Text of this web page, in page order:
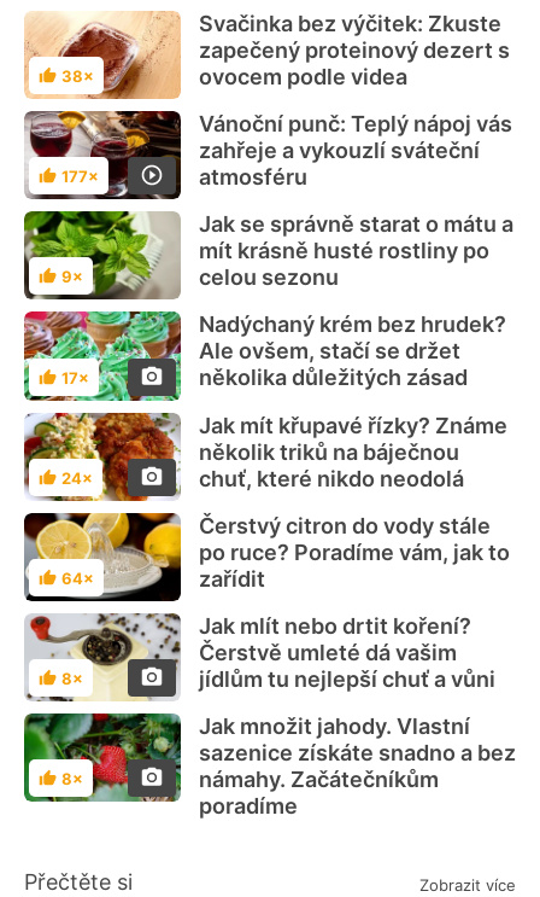
Hodnocení
38×
Svačinka bez výčitek: Zkuste
zapečený proteinový dezert s
ovocem podle videa
Hodnocení
177×
Vánoční punč: Teplý nápoj vás
zahřeje a vykouzlí sváteční
atmosféru
Hodnocení
9×
Jak se správně starat o mátu a
mít krásně husté rostliny po
celou sezonu
Hodnocení
17×
Nadýchaný krém bez hrudek?
Ale ovšem, stačí se držet
několika důležitých zásad
Hodnocení
24×
Jak mít křupavé řízky? Známe
několik triků na báječnou
chuť, které nikdo neodolá
Hodnocení
64×
Čerstvý citron do vody stále
po ruce? Poradíme vám, jak to
zařídit
Hodnocení
8×
Jak mlít nebo drtit koření?
Čerstvě umleté dá vašim
jídlům tu nejlepší chuť a vůni
Hodnocení
8×
Jak množit jahody. Vlastní
sazenice získáte snadno a bez
námahy. Začátečníkům
poradíme
Přečtěte si Zobrazit více